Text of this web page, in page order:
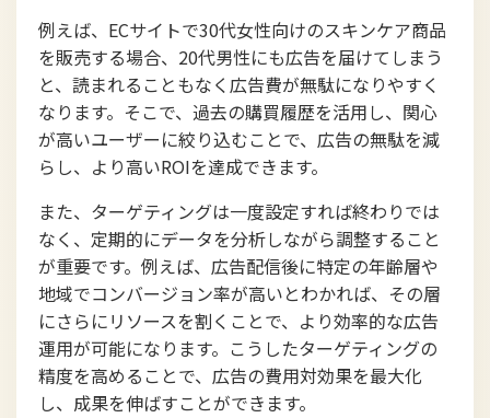
例えば、ECサイトで30代女性向けのスキンケア商品
を販売する場合、20代男性にも広告を届けてしまう
と、読まれることもなく広告費が無駄になりやすく
なります。そこで、過去の購買履歴を活用し、関心
が高いユーザーに絞り込むことで、広告の無駄を減
らし、より高いROIを達成できます。
また、ターゲティングは一度設定すれば終わりでは
なく、定期的にデータを分析しながら調整すること
が重要です。例えば、広告配信後に特定の年齢層や
地域でコンバージョン率が高いとわかれば、その層
にさらにリソースを割くことで、より効率的な広告
運用が可能になります。こうしたターゲティングの
精度を高めることで、広告の費用対効果を最大化
し、成果を伸ばすことができます。